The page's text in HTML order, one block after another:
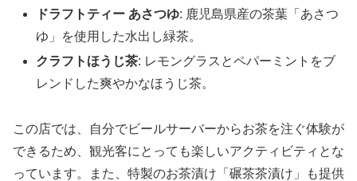
ドラフトティー あさつゆ: 鹿児島県産の茶葉「あさつ
ゆ」を使用した水出し緑茶。
クラフトほうじ茶: レモングラスとペパーミントをブ
レンドした爽やかなほうじ茶。
この店では、自分でビールサーバーからお茶を注ぐ体験が
できるため、観光客にとっても楽しいアクティビティとな
っています。また、特製のお茶漬け「碾茶茶漬け」も提供